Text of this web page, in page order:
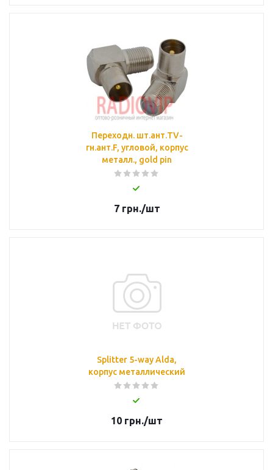
Переходн. шт.ант.TV-
гн.ант.F, угловой, корпус
металл., gold pin
7грн./шт
Splitter 5-way Alda,
корпус металлический
10 грн./шт